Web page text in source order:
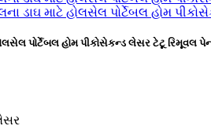
પોર્ટેબલ હોમ પીકોસેકન્ડ લેસર ટેટૂ રિમૂવલ